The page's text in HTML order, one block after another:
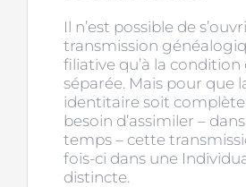
Il n’est possible de
transmission
filiative qu’à la condition
séparée. Mais pour que
identitaire soit complète
besoin d’assimiler –
temps – cette
fois-ci dans une
distincte.